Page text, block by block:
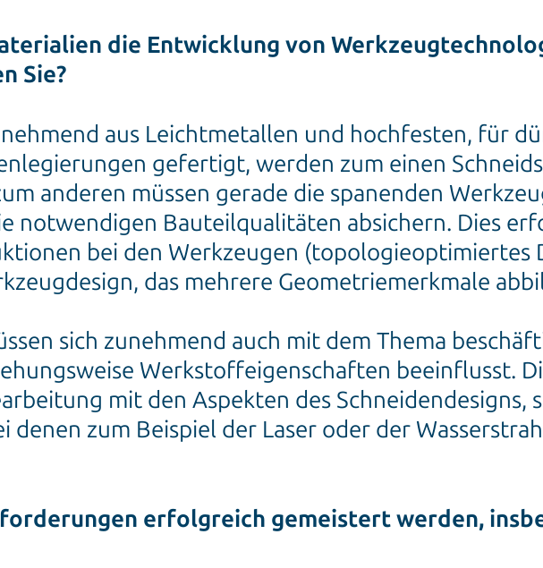
die Entwicklung von
Sie?
aus Leichtmetallen und hochfesten, für
gefertigt, werden zum einen
anderen müssen gerade die spanenden
notwendigen Bauteilqualitäten absichern. Dies
bei den Werkzeugen (topologieoptimiertes
das mehrere Geometriemerkmale
sich zunehmend auch mit dem Thema
Werkstoffeigenschaften beeinflusst.
mit den Aspekten des Schneidendesigns,
denen zum Beispiel der Laser oder der
erfolgreich gemeistert werden,